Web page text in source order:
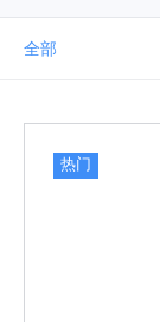
全部
热门